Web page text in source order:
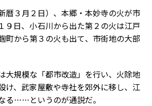
暦３月２日）、本郷・本妙寺の火が市
９日、小石川から出た第２の火は江戸
町から第３の火も出て、市街地の大部
大規模な「都市改造」を行い、火除地
け、武家屋敷や寺社を郊外に移し、江
る……というのが通説だ。